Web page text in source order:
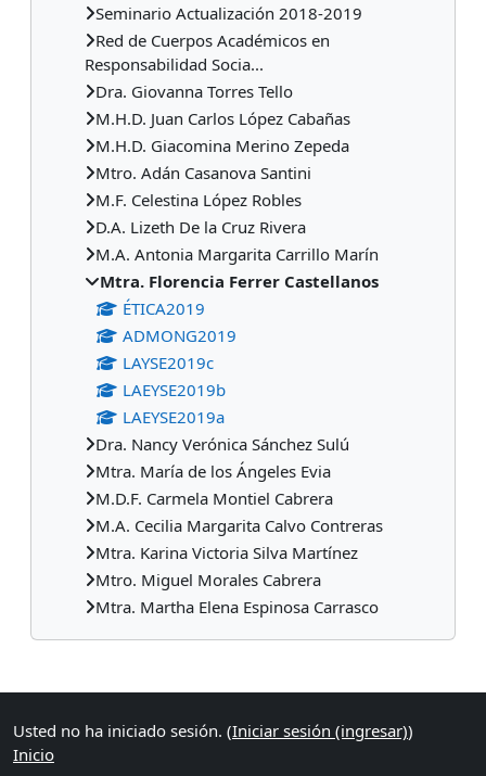
Seminario Actualización 2018-2019
Red de Cuerpos Académicos en
Responsabilidad Socia...
Dra. Giovanna Torres Tello
M.H.D. Juan Carlos López Cabañas
M.H.D. Giacomina Merino Zepeda
Mtro. Adán Casanova Santini
M.F. Celestina López Robles
D.A. Lizeth De la Cruz Rivera
M.A. Antonia Margarita Carrillo Marín
Mtra. Florencia Ferrer Castellanos
ÉTICA2019
ADMONG2019
LAYSE2019c
LAEYSE2019b
LAEYSE2019a
Dra. Nancy Verónica Sánchez Sulú
Mtra. María de los Ángeles Evia
M.D.F. Carmela Montiel Cabrera
M.A. Cecilia Margarita Calvo Contreras
Mtra. Karina Victoria Silva Martínez
Mtro. Miguel Morales Cabrera
Mtra. Martha Elena Espinosa Carrasco
Bloques suplementarios
Usted no ha iniciado sesión. (Iniciar sesión (ingresar))
Inicio